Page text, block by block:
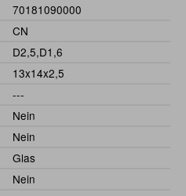
70181090000
CN
D2,5,D1,6
13x14x2,5
---
Nein
Nein
Glas
Nein